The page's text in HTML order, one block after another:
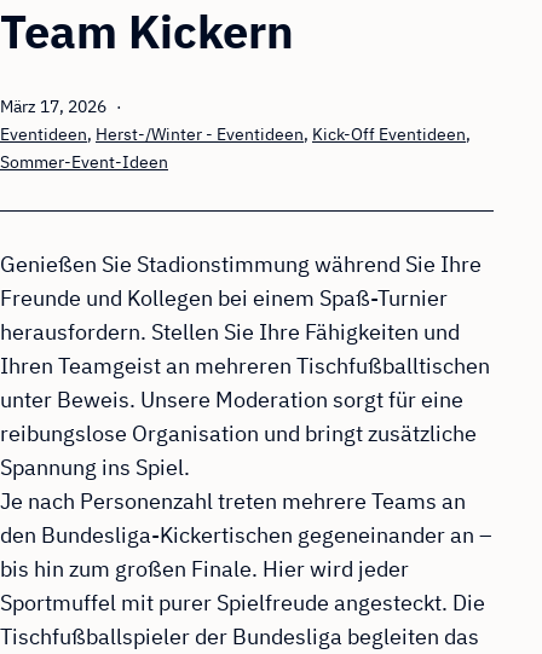
springen
Team Kickern
Veröffentlicht
am
März 17, 2026
Kategorisiert
als
Eventideen, Herst-/Winter - Eventideen, Kick-Off Eventideen,
Sommer-Event-Ideen
Genießen Sie Stadionstimmung während Sie Ihre
Freunde und Kollegen bei einem Spaß-Turnier
herausfordern. Stellen Sie Ihre Fähigkeiten und
Ihren Teamgeist an mehreren Tischfußballtischen
unter Beweis. Unsere Moderation sorgt für eine
reibungslose Organisation und bringt zusätzliche
Spannung ins Spiel.
Je nach Personenzahl treten mehrere Teams an
den Bundesliga-Kickertischen gegeneinander an –
bis hin zum großen Finale. Hier wird jeder
Sportmuffel mit purer Spielfreude angesteckt. Die
Tischfußballspieler der Bundesliga begleiten das